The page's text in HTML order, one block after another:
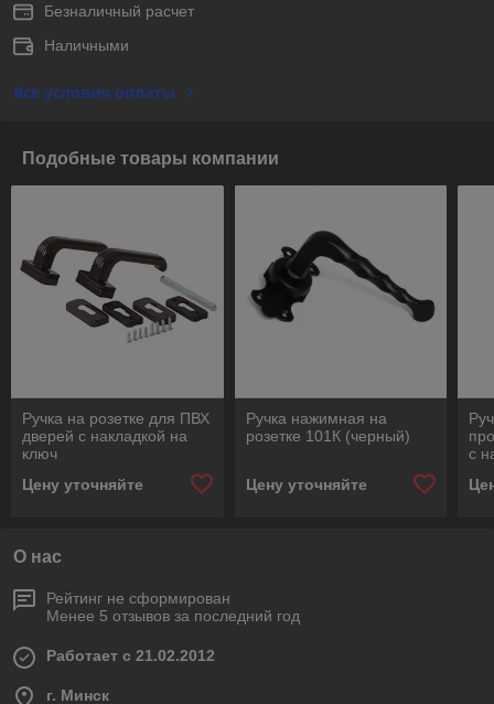
Безналичный расчет
Наличными
Все условия оплаты
Подобные товары компании
Ручка на розетке для ПВХ
дверей с накладкой на
ключ
Цену уточняйте
Ручка нажимная на
розетке 101К (черный)
Цену уточняйте
с
О нас
Рейтинг не сформирован
Менее 5 отзывов за последний год
Работает с 21.02.2012
г. Минск